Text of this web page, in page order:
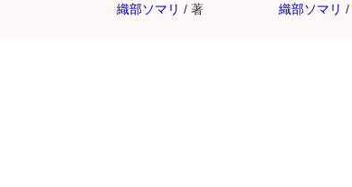
織部ソマリ / 著 織部ソマリ /